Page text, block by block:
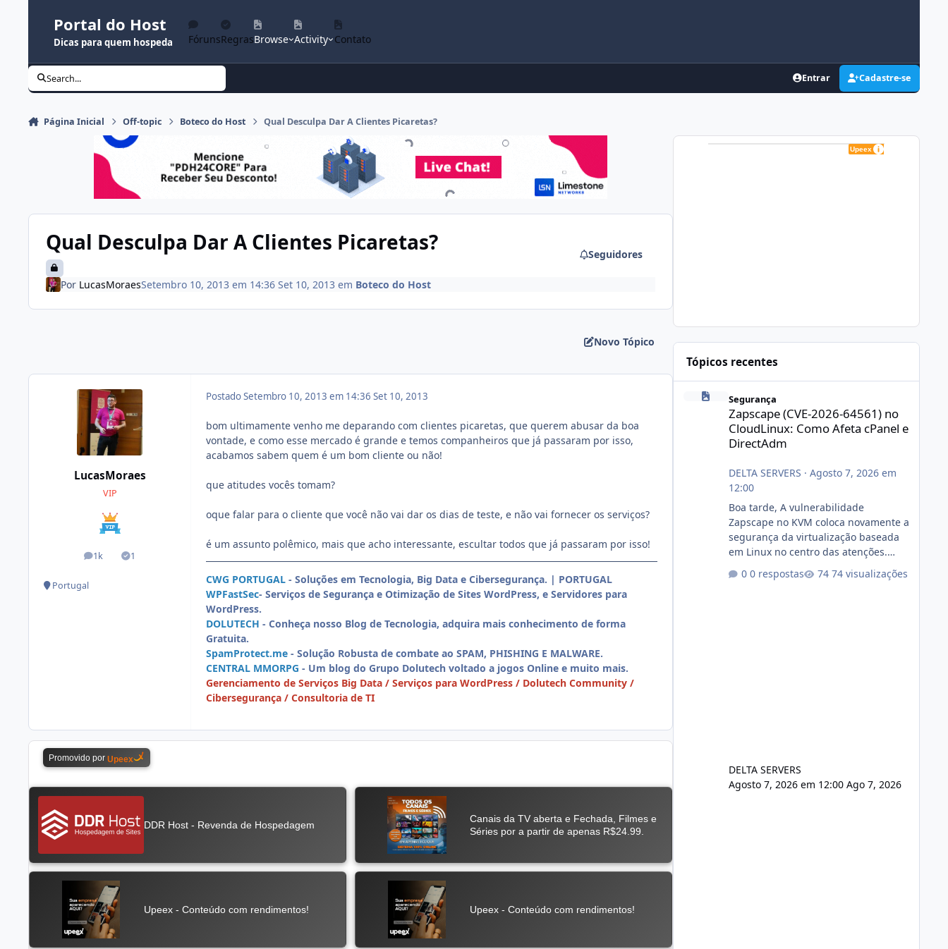
Portal do Host
Dicas para quem hospeda FórunsRegrasBrowse Activity Contato
Search... Entrar Cadastre-se
Página Inicial Off-topic Boteco do Host Qual Desculpa Dar A Clientes Picaretas?
Qual Desculpa Dar A Clientes Picaretas? Seguidores
Por LucasMoraesSetembro 10, 2013 em 14:36 Set 10, 2013 em Boteco do Host
Novo Tópico
LucasMoraes
VIP
1k
posts 1
Soluções
Portugal
PostadoSetembro 10, 2013 em 14:36 Set 10, 2013
bom ultimamente venho me deparando com clientes picaretas, que querem abusar da boa
vontade, e como esse mercado é grande e temos companheiros que já passaram por isso,
acabamos sabem quem é um bom cliente ou não!
que atitudes vocês tomam?
oque falar para o cliente que você não vai dar os dias de teste, e não vai fornecer os serviços?
é um assunto polêmico, mais que acho interessante, escultar todos que já passaram por isso!
CWG PORTUGAL - Soluções em Tecnologia, Big Data e Cibersegurança. | PORTUGAL
WPFastSec- Serviços de Segurança e Otimização de Sites WordPress, e Servidores para
WordPress.
DOLUTECH - Conheça nosso Blog de Tecnologia, adquira mais conhecimento de forma
Gratuita.
SpamProtect.me - Solução Robusta de combate ao SPAM, PHISHING E MALWARE.
CENTRAL MMORPG - Um blog do Grupo Dolutech voltado a jogos Online e muito mais.
Gerenciamento de Serviços Big Data / Serviços para WordPress / Dolutech Community /
Cibersegurança / Consultoria de TI
Tópicos recentes
Zapscape (CVE-2026-64561) no CloudLinux: Como Afeta
Segurança
Zapscape (CVE-2026-64561) no
CloudLinux: Como Afeta cPanel e
DirectAdm
DELTA SERVERS · Agosto 7, 2026 em
12:00
Boa tarde, A vulnerabilidade
Zapscape no KVM coloca novamente a
segurança da virtualização baseada
em Linux no centro das atenções.
https://cloudlinux.statuspage.io/incid
ents/dlrxjx23zz5f Criamos uma breve
0 respostas 74 visualizações
DELTA SERVERS
Agosto 7, 2026 em 12:00 Ago 7, 2026